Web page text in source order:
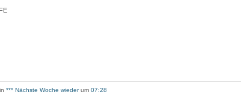
in*** Nächste Woche wiederum07:28